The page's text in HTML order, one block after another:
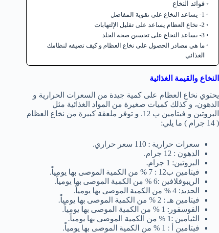
فوائد النخاع
1- يساعد النخاع على تقوية المفاصل
2- نخاع العظام يساعد على تقليل الإلتهابات
3- يساعد النخاع على تحسين صحة الجلد
ما هي مصادر الحصول على نخاع العظام و كيف تضيفه لنظامك
الغذائي
النخاع والقيمة الغذائية
يحتوي نخاع العظام على كمية جيدة من السعرات الحرارية و
الدهون، و كذلك كميات صغيرة من المواد الغذائية مثل
البروتين و فيتامين ب 12. و توفر ملعقة كبيرة من نخاع العظام
( 14 جرام ) ما يلي:
سعرات حرارية : 110 سعر حراري.
الدهون : 12 جرام.
البروتين: 1 جرام.
فيتامين ب12 : 7 % من الكمية الموصى بها يومياً.
الريبوفلافين :6 % من الكمية الموصى بها يومياً.
الحديد: 4 % من الكمية الموصى بها يومياً.
فيتامين هـ : 2 % من الكمية الموصى بها يومياً.
الفوسفور: 1 % من الكمية الموصى بها يومياً.
الثيامين :1 % من الكمية الموصى بها يومياً.
فيتامين أ : 1 % من الكمية الموصى بها يومياً.